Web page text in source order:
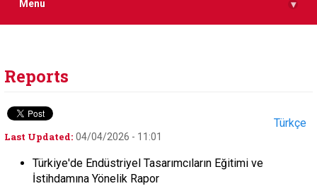
Menu ▾
Reports
Last Updated: 04/04/2026 - 11:01
Türkçe
Türkiye'de Endüstriyel Tasarımcıların Eğitimi ve
İstihdamına Yönelik Rapor